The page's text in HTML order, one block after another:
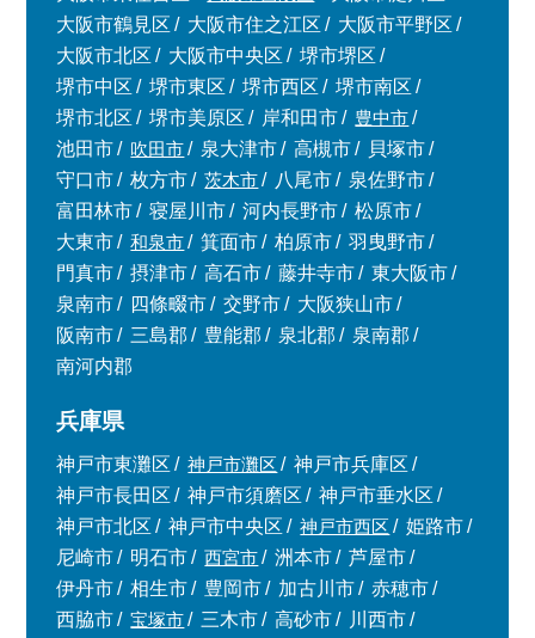
大阪市鶴見区
大阪市住之江区
大阪市平野区
大阪市北区
大阪市中央区
堺市堺区
堺市中区
堺市東区 堺市西区
堺市南区
堺市北区
堺市美原区 岸和田市
豊中市
池田市
吹田市 泉大津市 高槻市
貝塚市
守口市
枚方市 茨木市 八尾市
泉佐野市
富田林市
寝屋川市 河内長野市
松原市
大東市
和泉市 箕面市 柏原市
羽曳野市
門真市
摂津市 高石市 藤井寺市
東大阪市
泉南市
四條畷市 交野市
大阪狭山市
阪南市
三島郡 豊能郡 泉北郡
泉南郡
南河内郡
兵庫県
神戸市東灘区 神戸市灘区
神戸市兵庫区
神戸市長田区
神戸市須磨区
神戸市垂水区
神戸市北区
神戸市中央区 神戸市西区
姫路市
尼崎市
明石市 西宮市 洲本市
芦屋市
伊丹市
相生市 豊岡市 加古川市
赤穂市
西脇市
宝塚市 三木市 高砂市
川西市